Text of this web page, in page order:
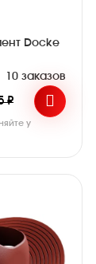
Docke
10 заказов
₽
у